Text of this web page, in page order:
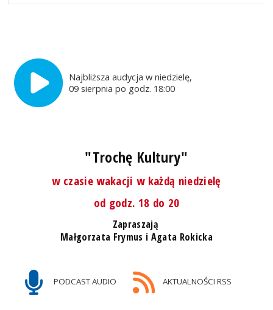
Najbliższa audycja w niedzielę,
09 sierpnia po godz. 18:00
"Trochę Kultury"
w czasie wakacji w każdą niedzielę
od godz. 18 do 20
Zapraszają
Małgorzata Frymus i Agata Rokicka
PODCAST AUDIO AKTUALNOŚCI RSS